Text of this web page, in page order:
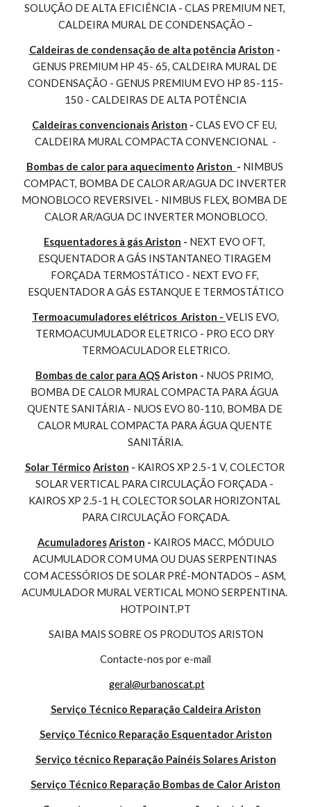
SOLUÇÃO DE ALTA EFICIÊNCIA - CLAS PREMIUM NET,
CALDEIRA MURAL DE CONDENSAÇÃO –
Caldeiras de condensação de alta potência Ariston
GENUS PREMIUM HP 45- 65, CALDEIRA MURAL DE
CONDENSAÇÃO - GENUS PREMIUM EVO HP 85-115-
150 - CALDEIRAS DE ALTA POTÊNCIA
Caldeiras convencionaisAriston - CLAS EVO CF EU,
CALDEIRA MURAL COMPACTA CONVENCIONAL  -
Bombas de calor para aquecimento Ariston - NIMBUS
COMPACT, BOMBA DE CALOR AR/AGUA DC INVERTER
MONOBLOCO REVERSIVEL - NIMBUS FLEX, BOMBA DE
CALOR AR/AGUA DC INVERTER MONOBLOCO.
Esquentadores à gás Ariston - NEXT EVO OFT,
ESQUENTADOR A GÁS INSTANTANEO TIRAGEM
FORÇADA TERMOSTÁTICO - NEXT EVO FF,
ESQUENTADOR A GÁS ESTANQUE E TERMOSTÁTICO
Termoacumuladores elétricos  Ariston - VELIS EVO,
TERMOACUMULADOR ELETRICO - PRO ECO DRY
TERMOACULADOR ELETRICO.
Bombas de calor para AQS Ariston - NUOS PRIMO,
BOMBA DE CALOR MURAL COMPACTA PARA ÁGUA
QUENTE SANITÁRIA - NUOS EVO 80-110, BOMBA DE
CALOR MURAL COMPACTA PARA ÁGUA QUENTE
SANITÁRIA.
Solar Térmico Ariston - KAIROS XP 2.5-1 V, COLECTOR
SOLAR VERTICAL PARA CIRCULAÇÃO FORÇADA -
KAIROS XP 2.5-1 H, COLECTOR SOLAR HORIZONTAL
PARA CIRCULAÇÃO FORÇADA.
Acumuladores Ariston - KAIROS MACC, MÓDULO
ACUMULADOR COM UMA OU DUAS SERPENTINAS
COM ACESSÓRIOS DE SOLAR PRÉ-MONTADOS – ASM,
ACUMULADOR MURAL VERTICAL MONO SERPENTINA.
HOTPOINT.PT
SAIBA MAIS SOBRE OS PRODUTOS ARISTON
Contacte-nos por e-mail
geral@urbanoscat.pt
Serviço Técnico Reparação Caldeira Ariston
Serviço Técnico Reparação Esquentador Ariston
Serviço técnico Reparação Painéis Solares Ariston
Serviço Técnico Reparação Bombas de Calor Ariston